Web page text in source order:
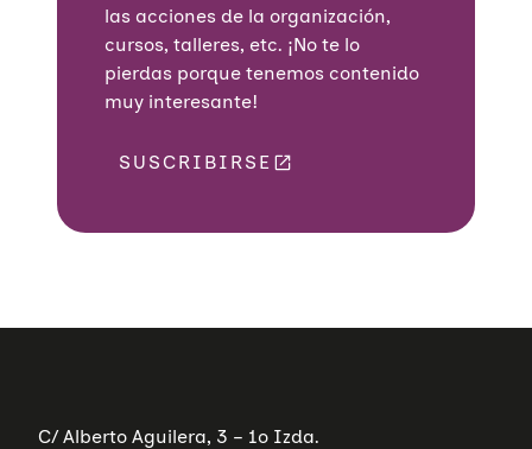
las acciones de la organización,
cursos, talleres, etc. ¡No te lo
pierdas porque tenemos contenido
muy interesante!
SUSCRIBIRSE
C/ Alberto Aguilera, 3 – 1º Izda.